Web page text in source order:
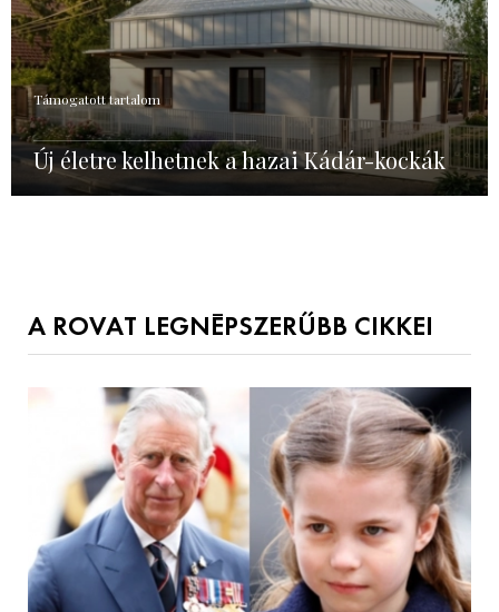
Támogatott tartalom
Új életre kelhetnek a hazai Kádár-kockák
A ROVAT LEGNÉPSZERŰBB CIKKEI